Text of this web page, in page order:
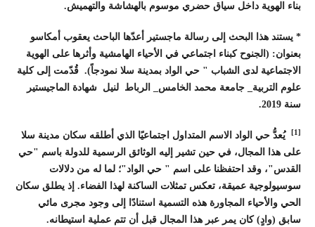
بناء الهوية داخل سياق حضري موسوم بالهشاشة والتهميش.
* يستند هذا البحث إلى رسالة ماجستير أعدّها الباحث يعقوب أمكاسو
بعنوان: (الجنوح كبناء اجتماعي في الأحياء الهامشية وأثرها على الهوية
الاجتماعية لدى الشباب " حي الواد بمدينة سلا نمودجاً). قُدّمت إلى كلية
علوم التربية_ جامعة محمد الخامس_ الرباط لنيل شهادة الماجيستير
سنة 2019.
[1]
يُعدُّ حي الواد الاسم المتداول اجتماعيًا الذي أطلقه سكان مدينة سلا
على هذا المجال، في حين تشير إليه الوثائق الرسمية للدولة باسم "حي
القدس"، وقد احتفظنا على اسم " حي الواد"؛ لما له من دلالات
سوسيولوجية عميقة، تعكس تمثلات الساكنة لهذا الفضاء. إذ يطلق سكان
الحي والأحياء المجاورة هذه التسمية استنادًا إلى وجود مجرى مائي
سابق (وادٍ) كان يمر عبر هذا المجال قبل أن تتم عملية استيطانه.